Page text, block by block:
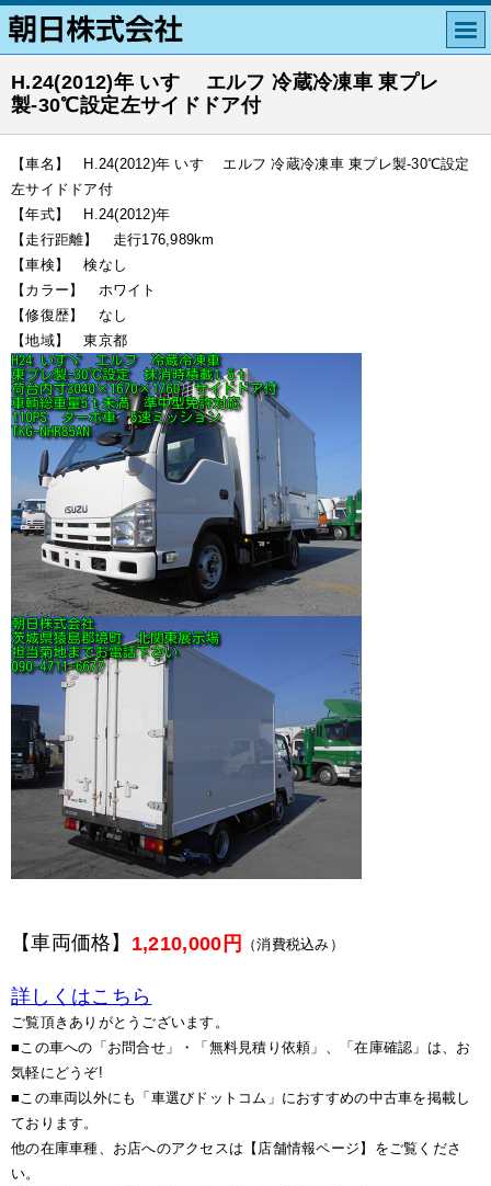
H.24(2012)年 いすゞ エルフ 冷蔵冷凍車 東プレ
製-30℃設定左サイドドア付
【車名】 H.24(2012)年 いすゞ エルフ 冷蔵冷凍車 東プレ製-30℃設定
左サイドドア付
【年式】 H.24(2012)年
【走行距離】 走行176,989km
【車検】 検なし
【カラー】 ホワイト
【修復歴】 なし
【地域】 東京都
【車両価格】 1,210,000円 （消費税込み）
詳しくはこちら
ご覧頂きありがとうございます。
■この車への「お問合せ」・「無料見積り依頼」、「在庫確認」は、お
気軽にどうぞ!
■この車両以外にも「車選びドットコム」におすすめの中古車を掲載し
ております。
他の在庫車種、お店へのアクセスは【店舗情報ページ】をご覧くださ
い。